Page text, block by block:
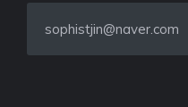
sophistjin@naver.com